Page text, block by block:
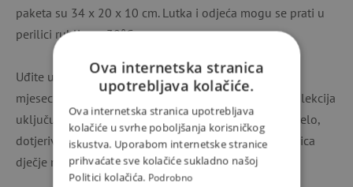
paketa su 34 x 20 x 10 cm. Lutka i odjeća mogu se prati u
perilici rublja na 30°C.
Uđite u svijet POMEA lutaka. Sada i mala djeca od 18
mjeseci mogu uživati ​​u igri mama i tata s lutkama. Kolekcija
uključuje lutke, odjeću, pribor za hodanje, spavanje, jelo,
dotjerivanje ili kupanje. Haljine je dizajnirala dizajnerica
dječje mode Tinou Le Joly Sénoville.
Ova internetska stranica
upotrebljava kolačiće.
Ova internetska stranica upotrebljava
kolačiće u svrhe poboljšanja korisničkog
iskustva. Uporabom internetske stranice
prihvaćate sve kolačiće sukladno našoj
Politici kolačića. Podrobno